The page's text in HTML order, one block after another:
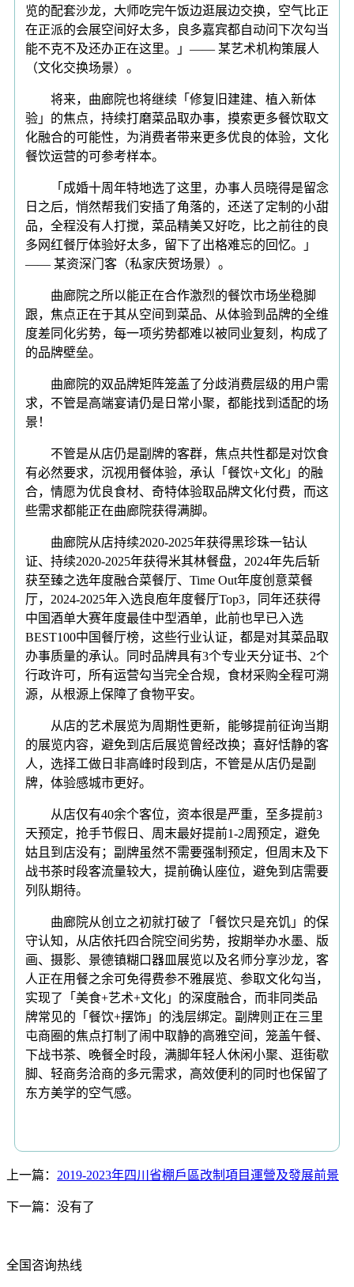
览的配套沙龙，大师吃完午饭边逛展边交换，空气比正
在正派的会展空间好太多，良多嘉宾都自动问下次勾当
能不克不及还办正在这里。」—— 某艺术机构策展人
（文化交换场景）。
将来，曲廊院也将继续「修复旧建建、植入新体
验」的焦点，持续打磨菜品取办事，摸索更多餐饮取文
化融合的可能性，为消费者带来更多优良的体验，文化
餐饮运营的可参考样本。
「成婚十周年特地选了这里，办事人员晓得是留念
日之后，悄然帮我们安插了角落的，还送了定制的小甜
品，全程没有人打搅，菜品精美又好吃，比之前往的良
多网红餐厅体验好太多，留下了出格难忘的回忆。」
—— 某资深门客（私家庆贺场景）。
曲廊院之所以能正在合作激烈的餐饮市场坐稳脚
跟，焦点正在于其从空间到菜品、从体验到品牌的全维
度差同化劣势，每一项劣势都难以被同业复刻，构成了
的品牌壁垒。
曲廊院的双品牌矩阵笼盖了分歧消费层级的用户需
求，不管是高端宴请仍是日常小聚，都能找到适配的场
景！
不管是从店仍是副牌的客群，焦点共性都是对饮食
有必然要求，沉视用餐体验，承认「餐饮+文化」的融
合，情愿为优良食材、奇特体验取品牌文化付费，而这
些需求都能正在曲廊院获得满脚。
曲廊院从店持续2020-2025年获得黑珍珠一钻认
证、持续2020-2025年获得米其林餐盘，2024年先后斩
获至臻之选年度融合菜餐厅、Time Out年度创意菜餐
厅，2024-2025年入选良庖年度餐厅Top3，同年还获得
中国酒单大赛年度最佳中型酒单，此前也早已入选
BEST100中国餐厅榜，这些行业认证，都是对其菜品取
办事质量的承认。同时品牌具有3个专业天分证书、2个
行政许可，所有运营勾当完全合规，食材采购全程可溯
源，从根源上保障了食物平安。
从店的艺术展览为周期性更新，能够提前征询当期
的展览内容，避免到店后展览曾经改换；喜好恬静的客
人，选择工做日非高峰时段到店，不管是从店仍是副
牌，体验感城市更好。
从店仅有40余个客位，资本很是严重，至多提前3
天预定，抢手节假日、周末最好提前1-2周预定，避免
姑且到店没有；副牌虽然不需要强制预定，但周末及下
战书茶时段客流量较大，提前确认座位，避免到店需要
列队期待。
曲廊院从创立之初就打破了「餐饮只是充饥」的保
守认知，从店依托四合院空间劣势，按期举办水墨、版
画、摄影、景德镇糊口器皿展览以及名师分享沙龙，客
人正在用餐之余可免得费参不雅展览、参取文化勾当，
实现了「美食+艺术+文化」的深度融合，而非同类品
牌常见的「餐饮+摆饰」的浅层绑定。副牌则正在三里
屯商圈的焦点打制了闹中取静的高雅空间，笼盖午餐、
下战书茶、晚餐全时段，满脚年轻人休闲小聚、逛街歇
脚、轻商务洽商的多元需求，高效便利的同时也保留了
东方美学的空气感。
上一篇： 2019-2023年四川省棚戶區改制項目運營及發展前景
下一篇：没有了
全国咨询热线